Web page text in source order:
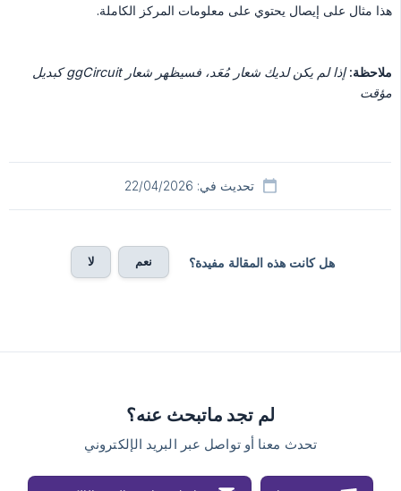
هذا مثال على إيصال يحتوي على معلومات المركز الكاملة.
ملاحظة:
مؤقت
تحديث في: 22/04/2026
هل كانت هذه المقالة مفيدة؟ نعم لا
لم تجد ماتبحث عنه؟
تحدث معنا أو تواصل عبر البريد الإلكتروني